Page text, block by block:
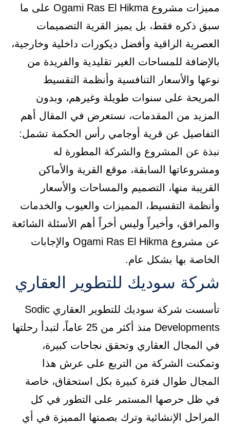
مميزات مشروع Ogami Ras El Hikma على ما
سبق ذكره فقط، بل يميز القرية التصميمات
العصرية الراقية وأفضل ديكورات داخلية وخارجية،
بالإضافة للمساحات الغير تقليدية والفريدة من
نوعها والأسعار التنافسية وأنظمة التقسيط
المريحة على سنوات طويلة وغيرهم، وبدون
المزيد من المقدمات، نستعرض في المقال أهم
التفاصيل عن قرية أوجامي رأس الحكمة تشمل:
نبذة عن المشروع والشركة المطورة له
ومشروعاتها السابقة، موقع القرية والأماكن
القريبة منها، التصميم والمساحات والأسعار
وأنظمة التقسيط، المميزات والعيوب والخدمات
والمرافق، وأخيراً وليس أخراً أهم الأسئلة الشائعة
عن مشروع Ogami Ras El Hikma والإجابات
الخاصة بها بشكل عام.
شركة سوديك للتطوير العقاري
تأسست شركة سوديك للتطوير العقاري Sodic
Developments منذ أكثر من 25 عاماً، لتبدأ رحلتها
في المجال العقاري وتحقق نجاحات كبيرة،
وتمكنت الشركة من التربع على عرش هذا
المجال طوال فترة كبيرة بكل استحقاق، خاصة
في ظل حرصها المستمر على التطور في كل
المراحل الإنشائية وترك بصمتها المميزة في أي